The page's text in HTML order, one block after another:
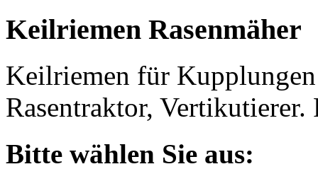
Keilriemen Rasenmäher
Keilriemen für Kupplungen
Rasentraktor,
Bitte wählen Sie aus: